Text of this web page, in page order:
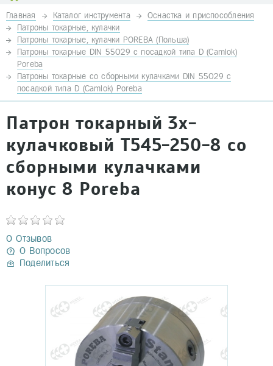
Главная Каталог инструмента
Оснастка и приспособления
Патроны токарные, кулачки
Патроны токарные, кулачки POREBA (Польша)
Патроны токарные DIN 55029 с посадкой типа D (Camlok)
Poreba
Патроны токарные со сборными кулачками DIN 55029 с
посадкой типа D (Camlok) Poreba
Патрон токарный 3х-
кулачковый Т545-250-8 со
сборными кулачками
конус 8 Poreba
0 Отзывов
0 Вопросов
Поделиться